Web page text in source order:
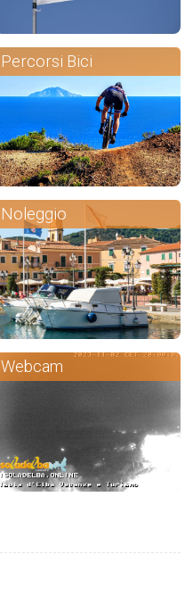
Percorsi Bici
Noleggio
Webcam